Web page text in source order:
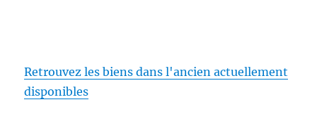
Retrouvez les biens dans l'ancien actuellement
disponibles